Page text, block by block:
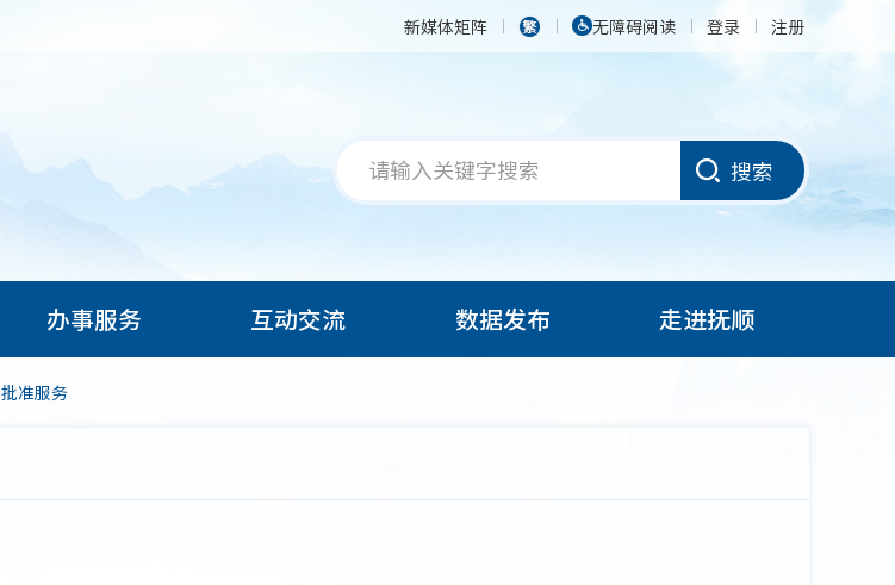
新媒体矩阵 无障碍阅读 登录 注册
搜索
办事服务 互动交流 数据发布 走进抚顺
批准服务